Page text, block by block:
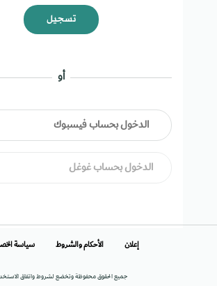
تسجيل
أو
الدخول بحساب فيسبوك
الدخول بحساب غوغل
جميع الحقوق محفوظة وتخضع لشروط واتفاق
إعلان الأحكام والشروط سياسة